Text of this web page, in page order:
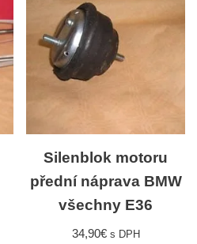
Silenblok motoru
přední náprava BMW
všechny E36
34,90€ s DPH